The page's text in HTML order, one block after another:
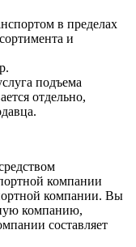
в пределах
и
подъема
отдельно,
компании
компании. Вы
компанию,
составляет